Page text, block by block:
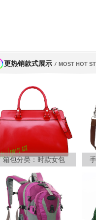
更热销款式展示 / MOST HOT
箱包分类：时款女包